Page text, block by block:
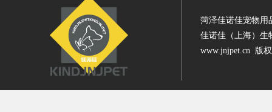
菏泽佳诺佳宠物用
佳诺佳（上海）生
www.jnjpet.cn 版